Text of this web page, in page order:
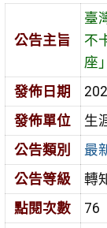
公告主旨
臺
不
座
發佈日期
發佈單位
生
公告類別
最
公告等級
轉
點閱次數
76